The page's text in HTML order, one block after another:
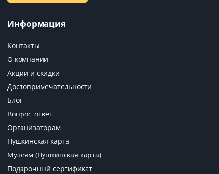
Информация
Контакты
О компании
Акции и скидки
Достопримечательности
Блог
Вопрос-ответ
Организаторам
Пушкинская карта
Музеям (Пушкинская карта)
Подарочный сертификат